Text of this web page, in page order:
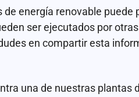
energía renovable puede
ser ejecutados por
en compartir esta
una de nuestras plantas